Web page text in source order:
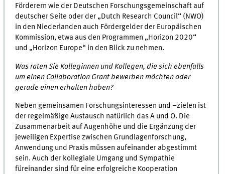
Förderern wie der Deutschen Forschungsgemeinschaft auf
deutscher Seite oder der „Dutch Research Council“ (NWO)
in den Niederlanden auch Fördergelder der Europäischen
Kommission, etwa aus den Programmen „Horizon 2020“
und „Horizon Europe“ in den Blick zu nehmen.
Was raten Sie Kolleginnen und Kollegen, die sich ebenfalls
um einen Collaboration Grant bewerben möchten oder
gerade einen erhalten haben?
Neben gemeinsamen Forschungsinteressen und –zielen ist
der regelmäßige Austausch natürlich das A und O. Die
Zusammenarbeit auf Augenhöhe und die Ergänzung der
jeweiligen Expertise zwischen Grundlagenforschung,
Anwendung und Praxis müssen aufeinander abgestimmt
sein. Auch der kollegiale Umgang und Sympathie
füreinander sind für eine erfolgreiche Kooperation